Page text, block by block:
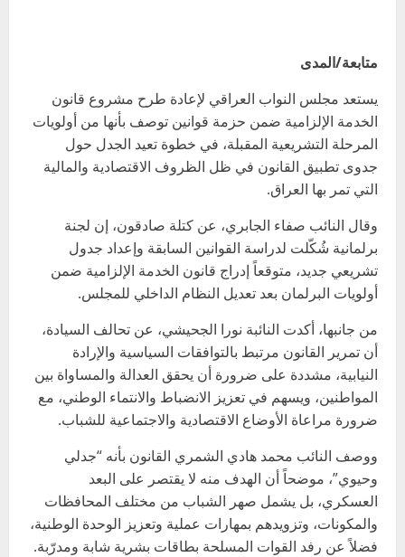
متابعة/المدى
يستعد مجلس النواب العراقي لإعادة طرح مشروع قانون
الخدمة الإلزامية ضمن حزمة قوانين توصف بأنها من أولويات
المرحلة التشريعية المقبلة، في خطوة تعيد الجدل حول
جدوى تطبيق القانون في ظل الظروف الاقتصادية والمالية
التي تمر بها العراق.
وقال النائب صفاء الجابري، عن كتلة صادقون، إن لجنة
برلمانية شُكّلت لدراسة القوانين السابقة وإعداد جدول
تشريعي جديد، متوقعاً إدراج قانون الخدمة الإلزامية ضمن
أولويات البرلمان بعد تعديل النظام الداخلي للمجلس.
من جانبها، أكدت النائبة نورا الجحيشي، عن تحالف السيادة،
أن تمرير القانون مرتبط بالتوافقات السياسية والإرادة
النيابية، مشددة على ضرورة أن يحقق العدالة والمساواة بين
المواطنين، ويسهم في تعزيز الانضباط والانتماء الوطني، مع
ضرورة مراعاة الأوضاع الاقتصادية والاجتماعية للشباب.
ووصف النائب محمد هادي الشمري القانون بأنه “جدلي
وحيوي”، موضحاً أن الهدف منه لا يقتصر على البعد
العسكري، بل يشمل صهر الشباب من مختلف المحافظات
والمكونات، وتزويدهم بمهارات عملية وتعزيز الوحدة الوطنية،
فضلاً عن رفد القوات المسلحة بطاقات بشرية شابة ومدرّبة.